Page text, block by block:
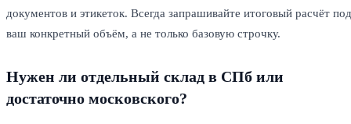
документов и этикеток. Всегда запрашивайте итоговый расчёт под
ваш конкретный объём, а не только базовую строчку.
Нужен ли отдельный склад в СПб или
достаточно московского?